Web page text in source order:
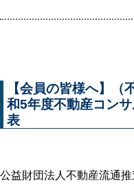
【会員の皆様へ】（
和5年度不動産コン
表
公益財団法人不動産流通